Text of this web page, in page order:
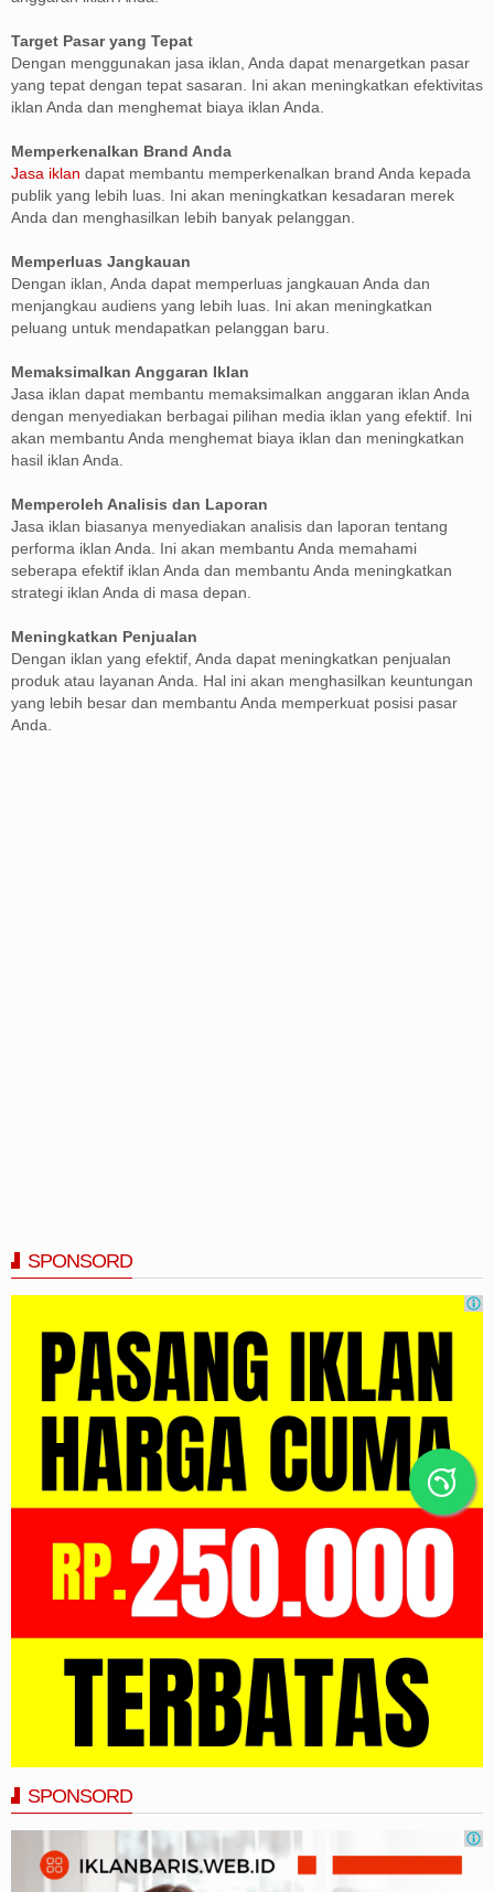
Target Pasar yang Tepat
Dengan menggunakan jasa iklan, Anda dapat menargetkan pasar
yang tepat dengan tepat sasaran. Ini akan meningkatkan efektivitas
iklan Anda dan menghemat biaya iklan Anda.
Memperkenalkan Brand Anda
Jasa iklan dapat membantu memperkenalkan brand Anda kepada
publik yang lebih luas. Ini akan meningkatkan kesadaran merek
Anda dan menghasilkan lebih banyak pelanggan.
Memperluas Jangkauan
Dengan iklan, Anda dapat memperluas jangkauan Anda dan
menjangkau audiens yang lebih luas. Ini akan meningkatkan
peluang untuk mendapatkan pelanggan baru.
Memaksimalkan Anggaran Iklan
Jasa iklan dapat membantu memaksimalkan anggaran iklan Anda
dengan menyediakan berbagai pilihan media iklan yang efektif. Ini
akan membantu Anda menghemat biaya iklan dan meningkatkan
hasil iklan Anda.
Memperoleh Analisis dan Laporan
Jasa iklan biasanya menyediakan analisis dan laporan tentang
performa iklan Anda. Ini akan membantu Anda memahami
seberapa efektif iklan Anda dan membantu Anda meningkatkan
strategi iklan Anda di masa depan.
Meningkatkan Penjualan
Dengan iklan yang efektif, Anda dapat meningkatkan penjualan
produk atau layanan Anda. Hal ini akan menghasilkan keuntungan
yang lebih besar dan membantu Anda memperkuat posisi pasar
Anda.
SPONSORD
SPONSORD